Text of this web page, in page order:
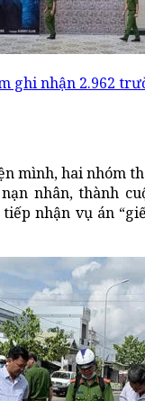
ghi nhận 2.962
mình, hai nhóm
nhân, thành
nhận vụ án